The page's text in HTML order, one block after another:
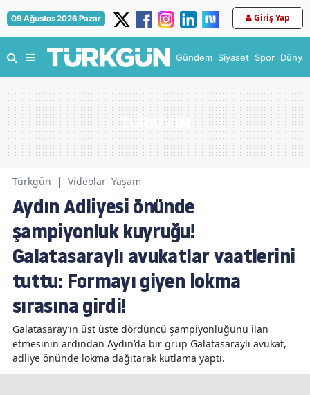
09 Ağustos 2026 Pazar Giriş Yap
Gündem Siyaset Spor Dünya
Türkgün | Videolar Yaşam
Aydın Adliyesi önünde
şampiyonluk kuyruğu!
Galatasaraylı avukatlar vaatlerini
tuttu: Formayı giyen lokma
sırasına girdi!
Galatasaray’ın üst üste dördüncü şampiyonluğunu ilan
etmesinin ardından Aydın’da bir grup Galatasaraylı avukat,
adliye önünde lokma dağıtarak kutlama yaptı.